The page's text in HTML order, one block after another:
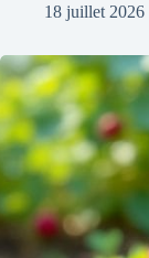
18 juillet 2026